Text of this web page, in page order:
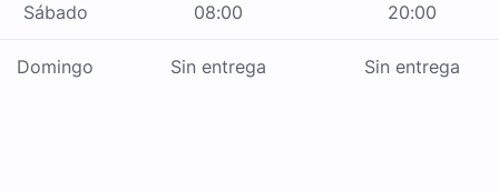
Sábado 08:00 20:00
Domingo Sin entrega Sin entrega